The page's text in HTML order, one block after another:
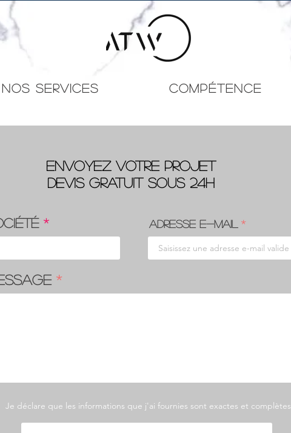
NOS SERVICES Compétence
Envoyez votre projet
Devis gratuit sous 24h
Adresse e-mail
Je déclare que les informations que j'ai fournies sont exactes et complètes